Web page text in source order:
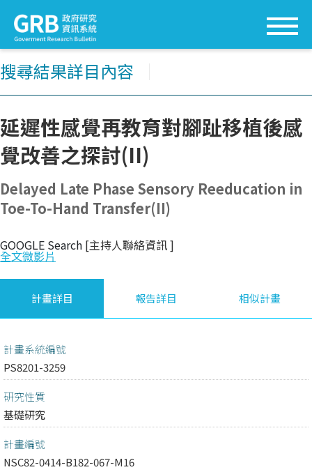
搜尋結果詳目內容
延遲性感覺再教育對腳趾移植後感
覺改善之探討(II)
Delayed Late Phase Sensory Reeducation in
Toe-To-Hand Transfer(II)
GOOGLE Search [主持人聯絡資訊]
全文微影片
計畫詳目 報告詳目 相似計畫
計畫系統編號
PS8201-3259
研究性質
基礎研究
計畫編號
NSC82-0414-B182-067-M16